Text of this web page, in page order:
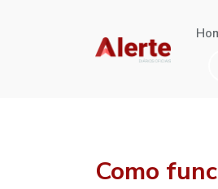
Como